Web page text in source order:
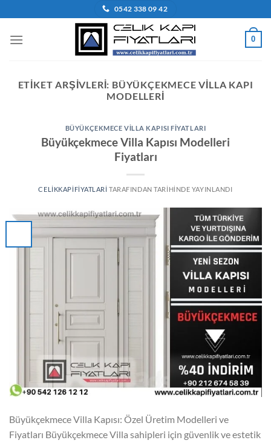
atla
0542 338 09 42
0
ETIKET ARŞIVLERI: BÜYÜKÇEKMECE VILLA KAPI
MODELLERI
BÜYÜKÇEKMECE VILLA KAPISI FIYATLARI
Büyükçekmece Villa Kapısı Modelleri
Fiyatları
CELIKKAPIFIYATLARI TARAFINDAN TARIHINDE YAYINLANDI
Büyükçekmece Villa Kapısı: Özel Üretim Modelleri ve
Fiyatları Büyükçekmece Villa sahipleri için güvenlik ve estetik